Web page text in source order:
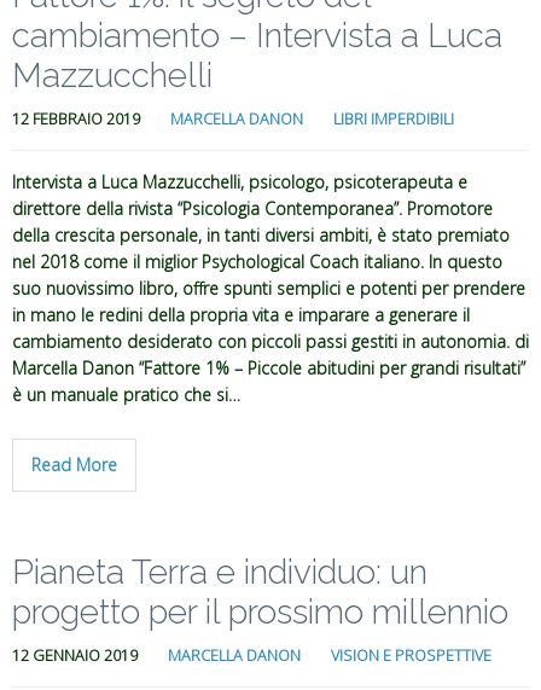
cambiamento – Intervista a Luca
Mazzucchelli
12 FEBBRAIO 2019 MARCELLA DANON LIBRI IMPERDIBILI
Intervista a Luca Mazzucchelli, psicologo, psicoterapeuta e
direttore della rivista “Psicologia Contemporanea”. Promotore
della crescita personale, in tanti diversi ambiti, è stato premiato
nel 2018 come il miglior Psychological Coach italiano. In questo
suo nuovissimo libro, offre spunti semplici e potenti per prendere
in mano le redini della propria vita e imparare a generare il
cambiamento desiderato con piccoli passi gestiti in autonomia. di
Marcella Danon “Fattore 1% – Piccole abitudini per grandi risultati”
è un manuale pratico che si…
Read More
Pianeta Terra e individuo: un
progetto per il prossimo millennio
12 GENNAIO 2019 MARCELLA DANON VISION E PROSPETTIVE